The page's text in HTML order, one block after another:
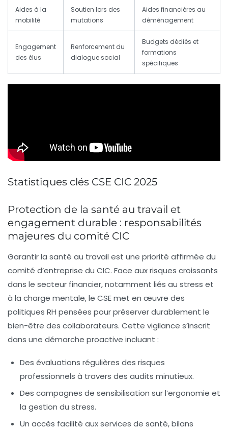
Aides à la
mobilité
Soutien lors des
mutations
Aides financières au
déménagement
Engagement
des élus
Renforcement du
dialogue social
Budgets dédiés et
formations
spécifiques
Statistiques clés CSE CIC 2025
Protection de la santé au travail et
engagement durable : responsabilités
majeures du comité CIC
Garantir la santé au travail est une priorité affirmée du
comité d’entreprise du CIC. Face aux risques croissants
dans le secteur financier, notamment liés au stress et
à la charge mentale, le CSE met en œuvre des
politiques RH pensées pour préserver durablement le
bien-être des collaborateurs. Cette vigilance s’inscrit
dans une démarche proactive incluant :
Des évaluations régulières des risques
professionnels à travers des audits minutieux.
Des campagnes de sensibilisation sur l’ergonomie et
la gestion du stress.
Un accès facilité aux services de santé, bilans